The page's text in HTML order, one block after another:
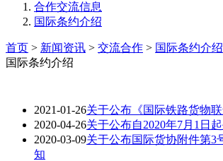
合作交流信息
国际条约介绍
首页 > 新闻资讯 > 交流合作 > 国际条约介绍
国际条约介绍
2021-01-26关于公布《国际铁路货物
2020-04-26关于公布自2020年7月1日
2020-03-09关于公布国际货协附件第3
知